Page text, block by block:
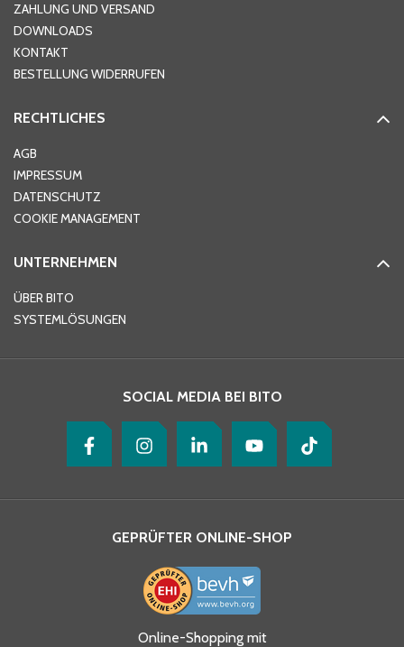
Ort*
Telefon
Ja, ich habe die
ZAHLUNG UND VERSAND
DOWNLOADS
KONTAKT
BESTELLUNG WIDERRUFEN
RECHTLICHES
AGB
IMPRESSUM
DATENSCHUTZ
COOKIE MANAGEMENT
UNTERNEHMEN
ÜBER BITO
SYSTEMLÖSUNGEN
SOCIAL MEDIA BEI BITO
GEPRÜFTER ONLINE-SHOP
Online-Shopping mit